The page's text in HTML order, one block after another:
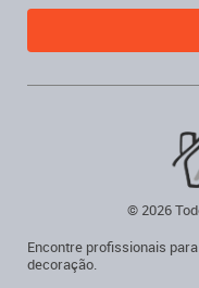
Encontre profissionais
decoração.
© 2026